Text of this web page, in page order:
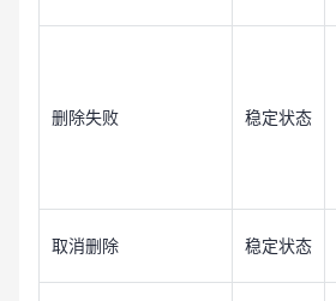
删除失败 稳定状态
取消删除 稳定状态